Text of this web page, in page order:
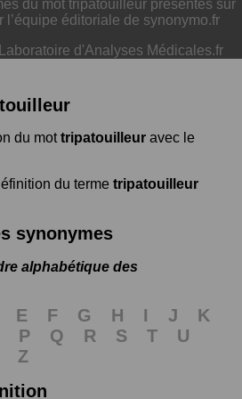
du mot tripatouilleur présentés sur
l’équipe éditoriale de synonymo.fr
Laboratoire d'Analyses Médicales.fr
du mottripatouilleur avec le
du terme tripatouilleur
synonymes
alphabétique des
E F G H I J
K
P Q R S T
U
Z